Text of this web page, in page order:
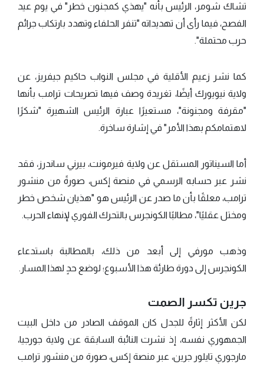
تشاك شومر، الرئيس بأنه "يهذي كمجنون خطر" في يوم عيد
الفصح، فيما رأى أن تهديداته "تنفر الحلفاء وتهدد بارتكاب جرائم
حرب محتملة".
كما نشر زعيم الأقلية في مجلس النواب حاكيم جيفريز، عن
ولاية نيويورك أيضًا، تغريدة وصف فيها تصريحات ترامب بأنها
"مقرفة ومجنونة"، مستعيرًا عبارة الرئيس الشهيرة "شكرًا
لاهتمامكم بهذا الأمر" في إشارة ساخرة.
أما السيناتور المستقل عن ولاية فيرمونت، بيرني ساندرز، فقد
نشر عبر حسابه الرسمي في منصة إكس، صورةً من منشور
ترامب، معلقًا بأن ما صدر عن الرئيس هو "هذيان شخص خطر
ومختل عقليًا"، مطالبًا الكونجرس بالتحرك الفوري لإنهاء الحرب.
وذهب مورفي إلى أبعد من ذلك، بالمطالبة باستدعاء
الكونجرس إلى دورة طارئة هذا الأسبوع؛ لوضع حدٍ لهذا المسار.
جرين تكسر الصمت
لكن الأكثر إثارةً للجدل كان الموقف الصادر من داخل البيت
الجمهوري نفسه، إذ نشرت النائبة السابقة عن ولاية جورجيا،
مارجوري تايلور جرين، عبر منصة إكس، صورة من منشور ترامب